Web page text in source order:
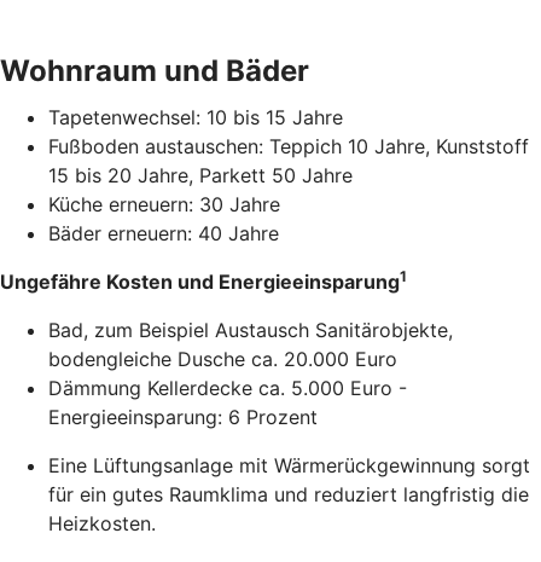
Wohnraum und Bäder
Tapetenwechsel: 10 bis 15 Jahre
Fußboden austauschen: Teppich 10 Jahre, Kunststoff
15 bis 20 Jahre, Parkett 50 Jahre
Küche erneuern: 30 Jahre
Bäder erneuern: 40 Jahre
Ungefähre Kosten und Energieeinsparung1
Bad, zum Beispiel Austausch Sanitärobjekte,
bodengleiche Dusche ca. 20.000 Euro
Dämmung Kellerdecke ca. 5.000 Euro -
Energieeinsparung: 6 Prozent
Eine Lüftungsanlage mit Wärmerückgewinnung sorgt
für ein gutes Raumklima und reduziert langfristig die
Heizkosten.